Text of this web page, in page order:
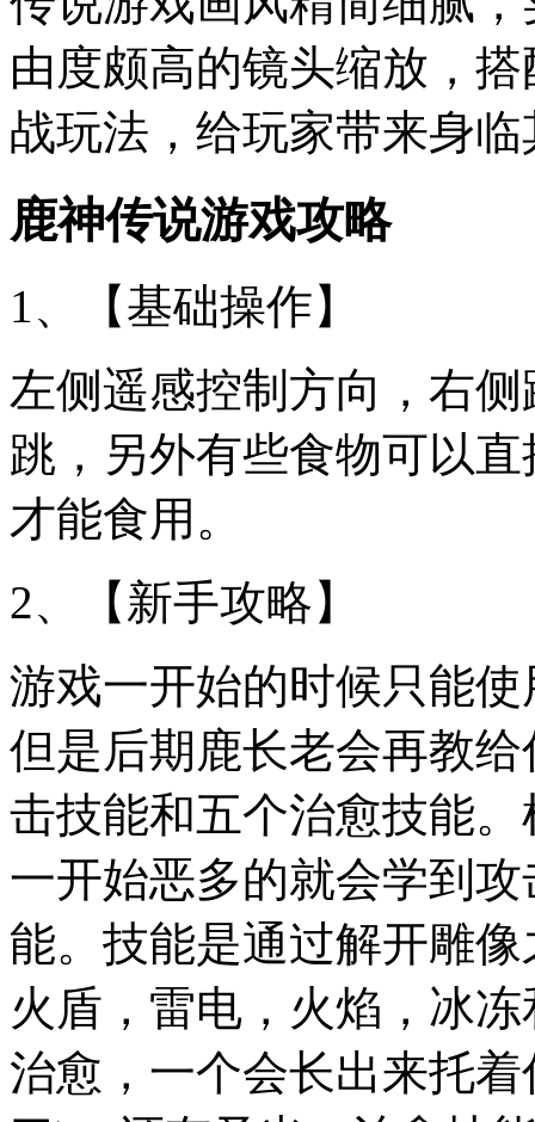
由度颇高的镜头缩放，
战玩法，给玩家带来身
鹿神传说游戏攻略
1、【基础操作】
左侧遥感控制方向，右
跳，另外有些食物可以
才能食用。
2、【新手攻略】
游戏一开始的时候只能
但是后期鹿长老会再教
击技能和五个治愈技能
一开始恶多的就会学到
能。技能是通过解开雕
火盾，雷电，火焰，冰
治愈，一个会长出来托